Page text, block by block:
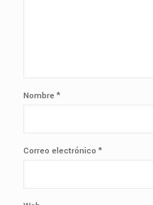
Nombre *
Correo electrónico *